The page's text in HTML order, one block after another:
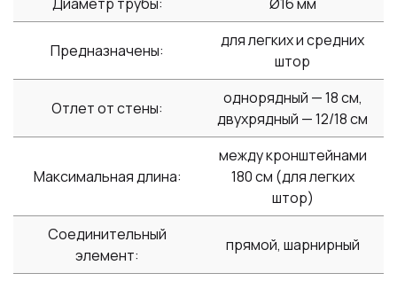
Предназначены:
для легких и средних
штор
Отлет от стены:
однорядный — 18 см,
двухрядный — 12/18 см
Максимальная длина:
между кронштейнами
180 см (для легких
штор)
Соединительный
элемент:
прямой, шарнирный